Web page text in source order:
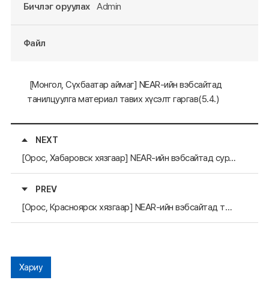
Бичлэг оруулах Admin
Файл
[Монгол, Сүхбаатар аймаг] NEAR-ийн вэбсайтад
танилцуулга материал тавих хүсэлт гаргав(5.4.)
NEXT
[Орос, Хабаровск хязгаар] NEAR-ийн вэбсайтад сурталчилгааны материал тавих хүсэлт гаргав(5.16.)
PREV
[Орос, Красноярск хязгаар] NEAR-ийн вэбсайтад танилцуулга материал тавих хүсэлт гаргав(5.2.)
Хариу